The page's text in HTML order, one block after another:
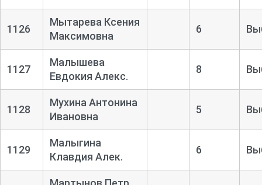
1126
Мытарева Ксения
Максимовна
6
1127
Малышева
Евдокия Алекс.
8
1128
Мухина Антонина
Ивановна
5
1129
Малыгина
Клавдия Алек.
6